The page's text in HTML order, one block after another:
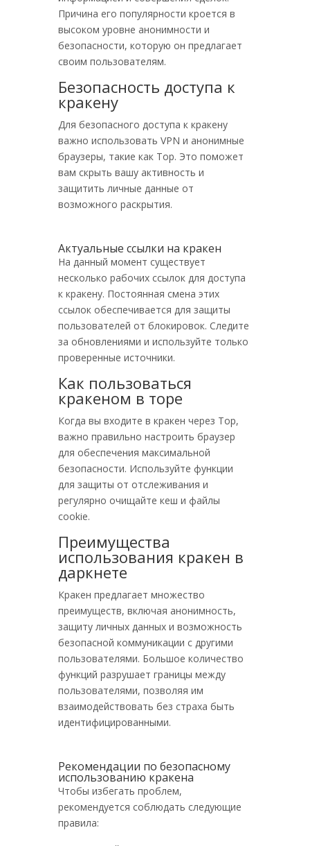
Причина его популярности кроется в
высоком уровне анонимности и
безопасности, которую он предлагает
своим пользователям.
Безопасность доступа к
кракену
Для безопасного доступа к кракену
важно использовать VPN и анонимные
браузеры, такие как Тор. Это поможет
вам скрыть вашу активность и
защитить личные данные от
возможного раскрытия.
Актуальные ссылки на кракен
На данный момент существует
несколько рабочих ссылок для доступа
к кракену. Постоянная смена этих
ссылок обеспечивается для защиты
пользователей от блокировок. Следите
за обновлениями и используйте только
проверенные источники.
Как пользоваться
кракеном в торе
Когда вы входите в кракен через Тор,
важно правильно настроить браузер
для обеспечения максимальной
безопасности. Используйте функции
для защиты от отслеживания и
регулярно очищайте кеш и файлы
cookie.
Преимущества
использования кракен в
даркнете
Кракен предлагает множество
преимуществ, включая анонимность,
защиту личных данных и возможность
безопасной коммуникации с другими
пользователями. Большое количество
функций разрушает границы между
пользователями, позволяя им
взаимодействовать без страха быть
идентифицированными.
Рекомендации по безопасному
использованию кракена
Чтобы избегать проблем,
рекомендуется соблюдать следующие
правила: